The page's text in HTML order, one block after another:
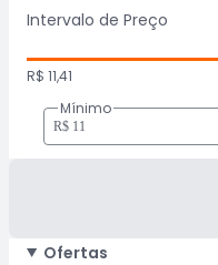
Intervalo de Preço
R$ 11,41
Mínimo
Ofertas